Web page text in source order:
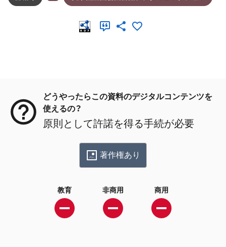
どうやったらこの資料のデジタルコンテンツを
使えるの？
原則として許諾を得る手続が必要
著作権あり
教育 非商用 商用